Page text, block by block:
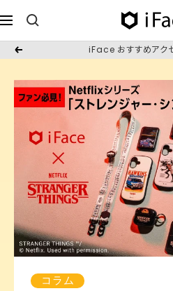
ン
ナ
ビ
ゲ
iFace
日
本
公
式
サ
イ
ト
戻
iFace人気のMagSafeア
コラム